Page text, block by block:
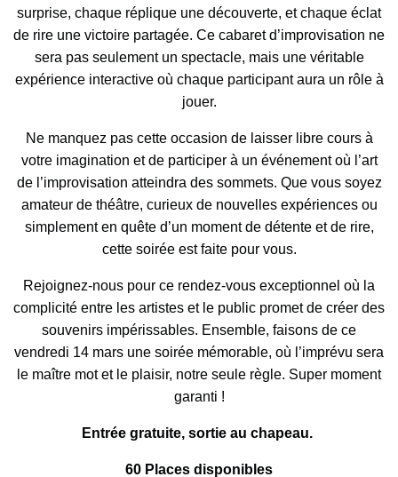
surprise, chaque réplique une découverte, et chaque éclat
de rire une victoire partagée. Ce cabaret d’improvisation ne
sera pas seulement un spectacle, mais une véritable
expérience interactive où chaque participant aura un rôle à
jouer.
Ne manquez pas cette occasion de laisser libre cours à
votre imagination et de participer à un événement où l’art
de l’improvisation atteindra des sommets. Que vous soyez
amateur de théâtre, curieux de nouvelles expériences ou
simplement en quête d’un moment de détente et de rire,
cette soirée est faite pour vous.
Rejoignez-nous pour ce rendez-vous exceptionnel où la
complicité entre les artistes et le public promet de créer des
souvenirs impérissables. Ensemble, faisons de ce
vendredi 14 mars une soirée mémorable, où l’imprévu sera
le maître mot et le plaisir, notre seule règle. Super moment
garanti !
Entrée gratuite, sortie au chapeau.
60 Places disponibles